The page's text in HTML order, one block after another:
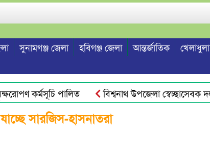
সুনামগঞ্জ জেলা হবিগঞ্জ জেলা আন্তর্জাতিক খেলাধুলা
কর্মসূচি পালিত বিশ্বনাথ উপজেলা স্বেচ্ছাসেবক
সারজিস-হাসনাতরা